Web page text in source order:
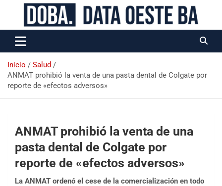
Data Oeste BA
Inicio
Salud
ANMAT prohibió la venta de una pasta dental de Colgate por
reporte de «efectos adversos»
ANMAT prohibió la venta de una
pasta dental de Colgate por
reporte de «efectos adversos»
La ANMAT ordenó el cese de la comercialización en todo